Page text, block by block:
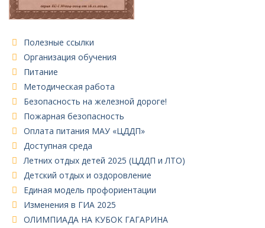
Полезные ссылки
Организация обучения
Питание
Методическая работа
Безопасность на железной дороге!
Пожарная безопасность
Оплата питания МАУ «ЦДДП»
Доступная среда
Летних отдых детей 2025 (ЦДДП и ЛТО)
Детский отдых и оздоровление
Единая модель профориентации
Изменения в ГИА 2025
ОЛИМПИАДА НА КУБОК ГАГАРИНА